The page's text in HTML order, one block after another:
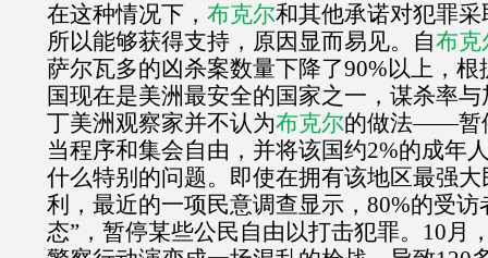
在这种情况下， 布克尔和其他承诺对犯罪
所以能够获得支持，原因显而易见。自布克
萨尔瓦多的凶杀案数量下降了90%以上，根
国现在是美洲最安全的国家之一，谋杀率
丁美洲观察家并不认为布克尔的做法——暂
当程序和集会自由，并将该国约2%的成年
什么特别的问题。即使在拥有该地区最强
利，最近的一项民意调查显示， 80%的受访
态”，暂停某些公民自由以打击犯罪。 10月